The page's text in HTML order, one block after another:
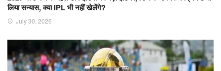
लिया सन्यास, क्या IPL भी नहीं खेलेंगे?
July 30, 2026